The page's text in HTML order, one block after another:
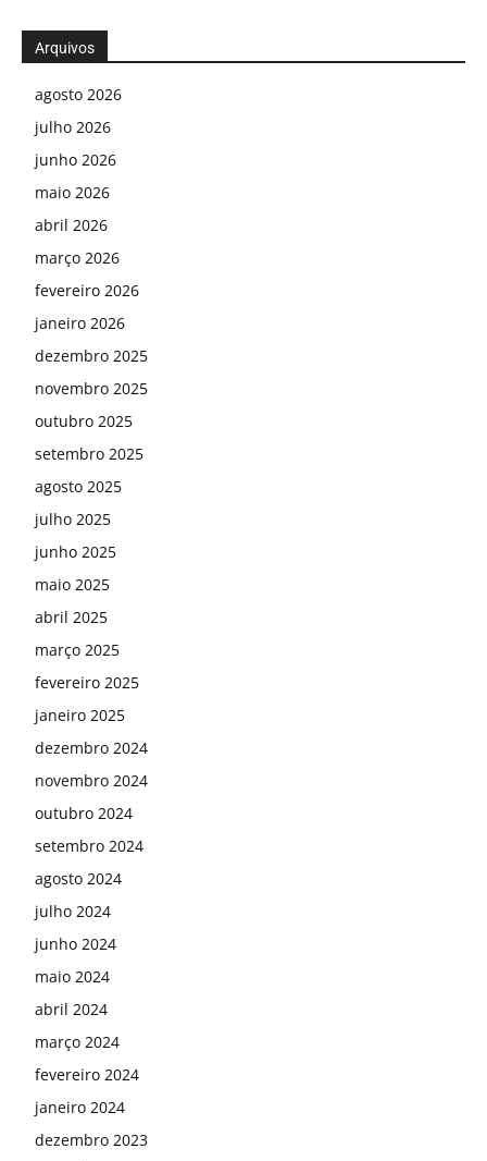
Arquivos
agosto 2026
julho 2026
junho 2026
maio 2026
abril 2026
março 2026
fevereiro 2026
janeiro 2026
dezembro 2025
novembro 2025
outubro 2025
setembro 2025
agosto 2025
julho 2025
junho 2025
maio 2025
abril 2025
março 2025
fevereiro 2025
janeiro 2025
dezembro 2024
novembro 2024
outubro 2024
setembro 2024
agosto 2024
julho 2024
junho 2024
maio 2024
abril 2024
março 2024
fevereiro 2024
janeiro 2024
dezembro 2023